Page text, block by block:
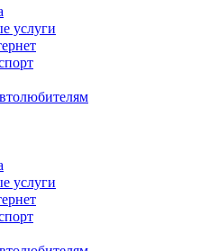
услуги
услуги